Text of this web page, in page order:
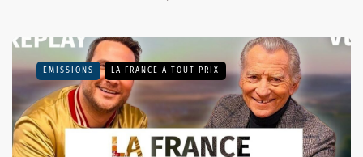
EMISSIONS LA FRANCE À TOUT PRIX